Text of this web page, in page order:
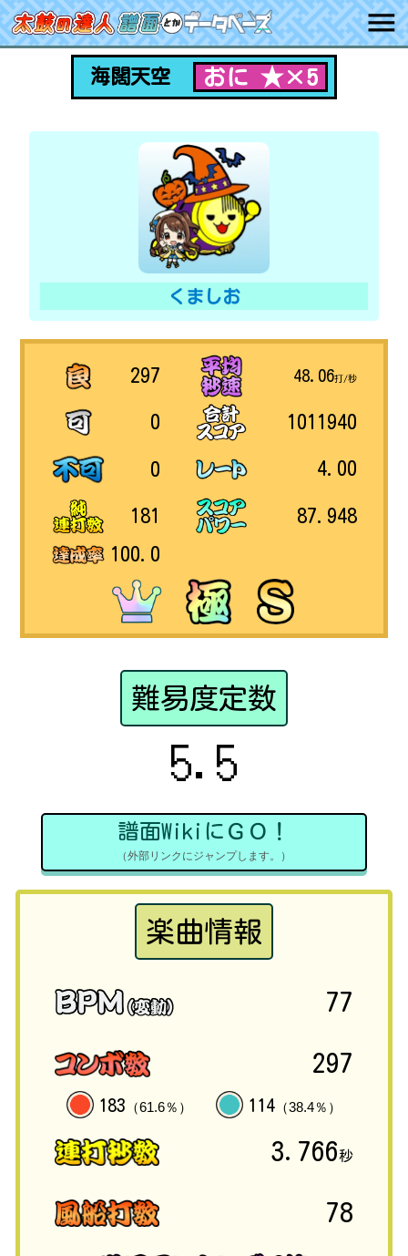
海闊天空 おに ★×5
くましお
297
0
0
181
100.0
48.06打/秒
1011940
4.00
87.948
難易度定数
5.5
譜面WikiにＧＯ！
（外部リンクにジャンプします。）
楽曲情報
77
297
183 （61.6％） 114（38.4％）
3.766秒
78